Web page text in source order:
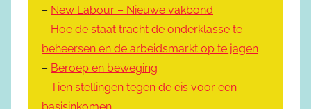
– New Labour – Nieuwe vakbond
– Hoe de staat tracht de onderklasse te
beheersen en de arbeidsmarkt op te jagen
– Beroep en beweging
– Tien stellingen tegen de eis voor een
basisinkomen